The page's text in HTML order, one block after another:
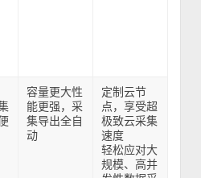
容量更大性
能更强，采
集导出全自
动
定制云节
点，享受超
极致云采集
速度
轻松应对大
规模、高并